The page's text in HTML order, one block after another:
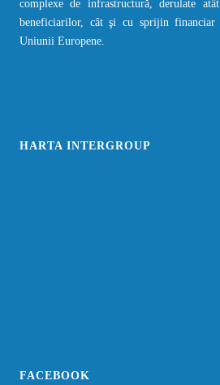
complexe de infrastructură, derulate
beneficiarilor, cât şi cu sprijin financiar
Uniunii Europene.
HARTA INTERGROUP
FACEBOOK